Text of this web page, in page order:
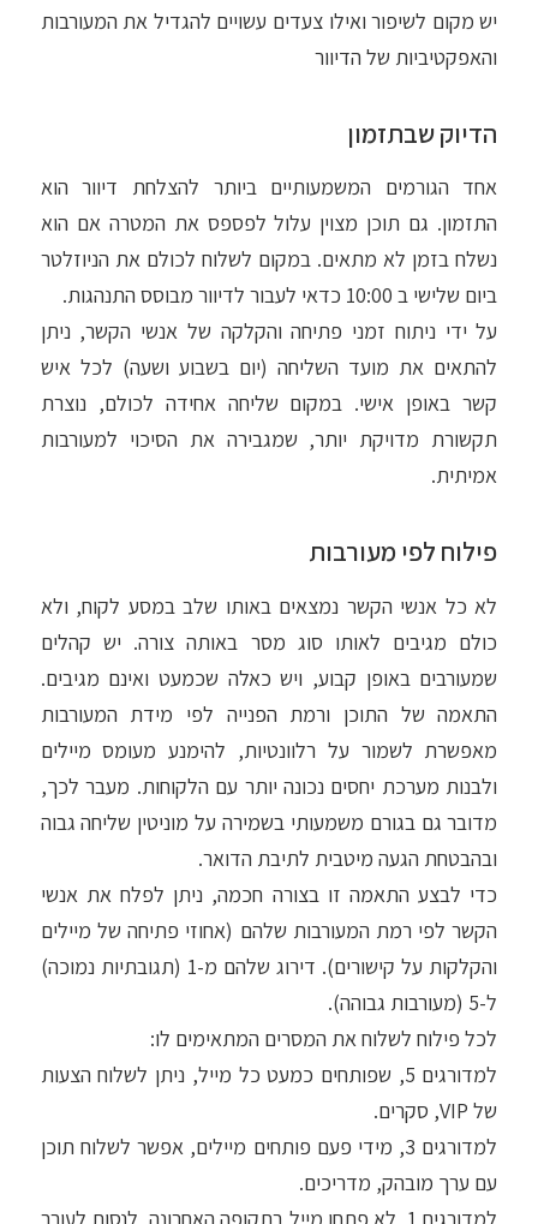
יש מקום לשיפור ואילו צעדים עשויים להגדיל את המעורבות
והאפקטיביות של הדיוור
הדיוק שבתזמון
אחד הגורמים המשמעותיים ביותר להצלחת דיוור הוא
התזמון. גם תוכן מצוין עלול לפספס את המטרה אם הוא
נשלח בזמן לא מתאים. במקום לשלוח לכולם את הניוזלטר
ביום שלישי ב 10:00 כדאי לעבור לדיוור מבוסס התנהגות.
על ידי ניתוח זמני פתיחה והקלקה של אנשי הקשר, ניתן
להתאים את מועד השליחה (יום בשבוע ושעה) לכל איש
קשר באופן אישי. במקום שליחה אחידה לכולם, נוצרת
תקשורת מדויקת יותר, שמגבירה את הסיכוי למעורבות
אמיתית.
פילוח לפי מעורבות
לא כל אנשי הקשר נמצאים באותו שלב במסע לקוח, ולא
כולם מגיבים לאותו סוג מסר באותה צורה. יש קהלים
שמעורבים באופן קבוע, ויש כאלה שכמעט ואינם מגיבים.
התאמה של התוכן ורמת הפנייה לפי מידת המעורבות
מאפשרת לשמור על רלוונטיות, להימנע מעומס מיילים
ולבנות מערכת יחסים נכונה יותר עם הלקוחות. מעבר לכך,
מדובר גם בגורם משמעותי בשמירה על מוניטין שליחה גבוה
ובהבטחת הגעה מיטבית לתיבת הדואר.
כדי לבצע התאמה זו בצורה חכמה, ניתן לפלח את אנשי
הקשר לפי רמת המעורבות שלהם (אחוזי פתיחה של מיילים
והקלקות על קישורים). דירוג שלהם מ-1 (תגובתיות נמוכה)
ל-5 (מעורבות גבוהה).
לכל פילוח לשלוח את המסרים המתאימים לו:
למדורגים 5, שפותחים כמעט כל מייל, ניתן לשלוח הצעות
של VIP, סקרים.
למדורגים 3, מידי פעם פותחים מיילים, אפשר לשלוח תוכן
עם ערך מובהק, מדריכים.
למדורגים 1, לא פתחו מייל בתקופה האחרונה, לנסות לעורר